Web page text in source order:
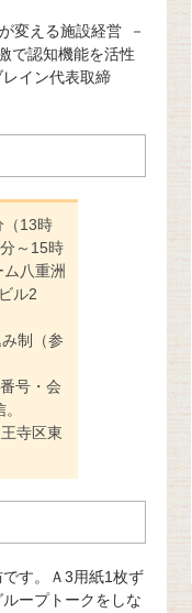
変える施設経営 －
で認知機能を活性
イン代表取締
（13時
～15時
八重洲
ル2
制（参
号・会
寺区東
す。Ａ3用紙1枚ず
ープトークをしな